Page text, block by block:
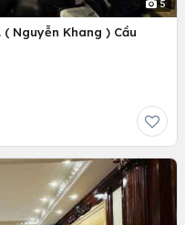
5
Nguyễn Khang ) Cầu